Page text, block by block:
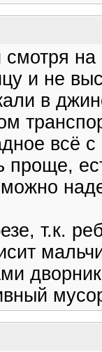
смотря
и не
в
всё
проще,
т.к.